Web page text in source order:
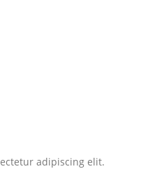
adipiscing elit.